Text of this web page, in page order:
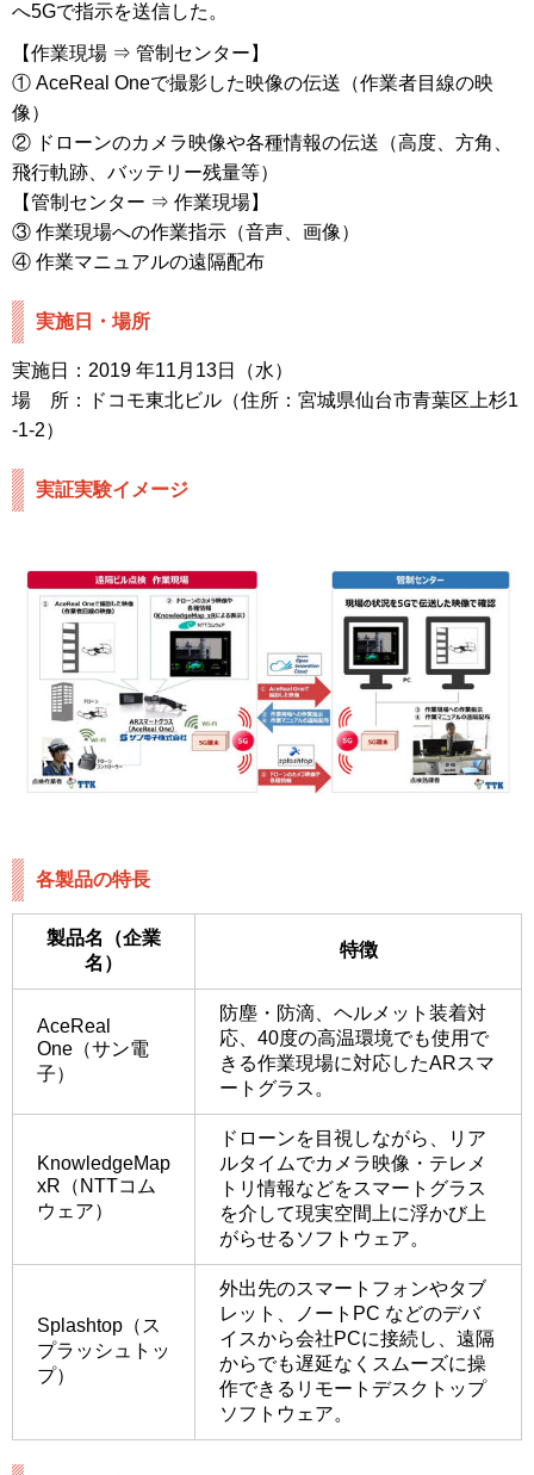
へ5Gで指示を送信した。
【作業現場 ⇒ 管制センター】
① AceReal Oneで撮影した映像の伝送（作業者目線の映
像）
② ドローンのカメラ映像や各種情報の伝送（高度、方角、
飛行軌跡、バッテリー残量等）
【管制センター ⇒ 作業現場】
③ 作業現場への作業指示（音声、画像）
④ 作業マニュアルの遠隔配布
実施日・場所
実施日：2019 年11月13日（水）
場 所：ドコモ東北ビル（住所：宮城県仙台市青葉区上杉1
-1-2）
実証実験イメージ
各製品の特長
製品名（企業
名）
特徴
AceReal
One（サン電
子）
防塵・防滴、ヘルメット装着対
応、40度の高温環境でも使用で
きる作業現場に対応したARスマ
ートグラス。
KnowledgeMap
xR（NTTコム
ウェア）
ドローンを目視しながら、リア
ルタイムでカメラ映像・テレメ
トリ情報などをスマートグラス
を介して現実空間上に浮かび上
がらせるソフトウェア。
Splashtop（ス
プラッシュトッ
プ）
外出先のスマートフォンやタブ
レット、ノートPC などのデバ
イスから会社PCに接続し、遠隔
からでも遅延なくスムーズに操
作できるリモートデスクトップ
ソフトウェア。